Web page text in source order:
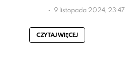
9 listopada 2024, 23:47
CZYTAJ WIĘCEJ